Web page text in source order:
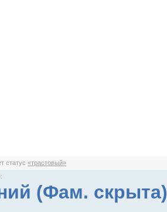
статус«трастовый»
(Фам. скрыта)